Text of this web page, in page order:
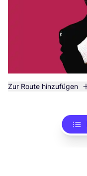
Zur Route hinzufügen